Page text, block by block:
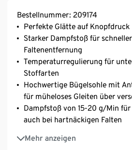
Bestellnummer: 209174
Perfekte Glätte auf Knopfdruck
Starker Dampfstoß für
Faltenentfernung
Temperaturregulierung für
Stoffarten
Hochwertige Bügelsohle mit
für müheloses Gleiten über
Dampfstoß von 15-20 g/Min
auch bei hartnäckigen Falten
Mehr anzeigen
Automatische Abschaltung
vertikaler Position für